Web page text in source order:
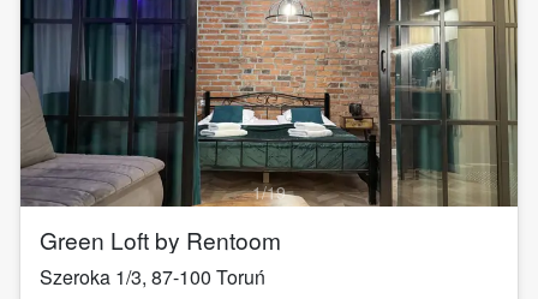
1/19
Green Loft by Rentoom
Szeroka 1/3, 87-100 Toruń